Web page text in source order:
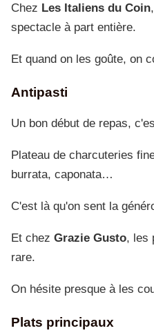
Chez Les Italiens du Coin
spectacle à part entière.
Et quand on les goûte, on
Antipasti
Un bon début de repas,
Plateau de charcuteries
burrata, caponata…
C'est là qu'on sent la
Et chez Grazie Gusto, les
rare.
On hésite presque à les
Plats principaux